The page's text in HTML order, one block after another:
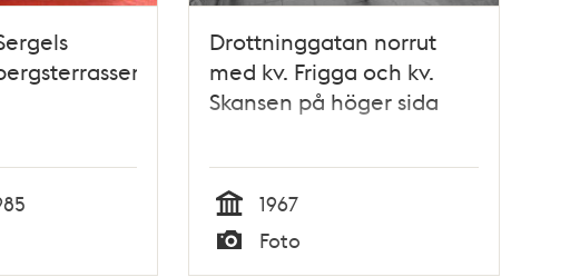
Drottninggatan norrut
med kv. Frigga och kv.
Skansen på höger sida
Tid
1967
Foto